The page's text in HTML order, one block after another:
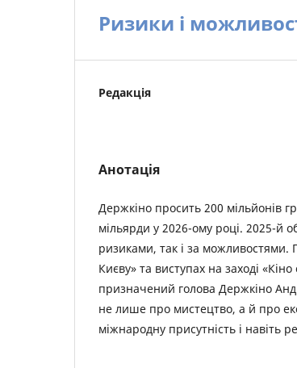
Ризики і
Редакція
Анотація
Держкіно просить 200 мільйонів
мільярди у 2026-ому році. 2025-й
ризиками, так і за можливостями.
Києву» та виступах на заході
призначений голова Держкіно
не лише про мистецтво, а й про
міжнародну присутність і навіть